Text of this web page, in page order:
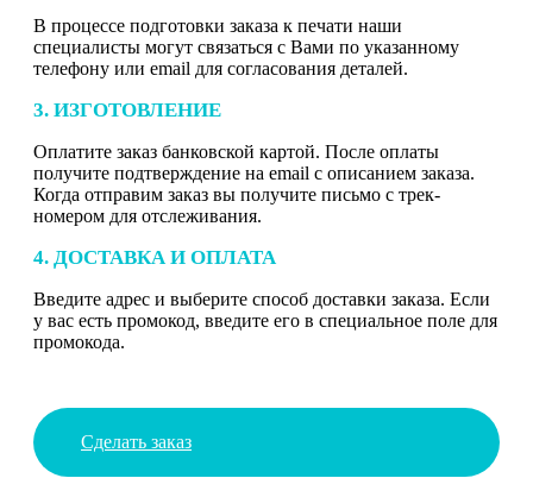
В процессе подготовки заказа к печати наши
специалисты могут связаться с Вами по указанному
телефону или email для согласования деталей.
3. ИЗГОТОВЛЕНИЕ
Оплатите заказ банковской картой. После оплаты
получите подтверждение на email с описанием заказа.
Когда отправим заказ вы получите письмо с трек-
номером для отслеживания.
4. ДОСТАВКА И ОПЛАТА
Введите адрес и выберите способ доставки заказа. Если
у вас есть промокод, введите его в специальное поле для
промокода.
Сделать заказ